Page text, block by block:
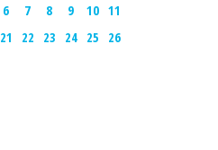
6 7 8 9 10 11
21 22 23 24 25 26